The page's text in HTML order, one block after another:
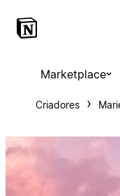
Marketplace
Criadores